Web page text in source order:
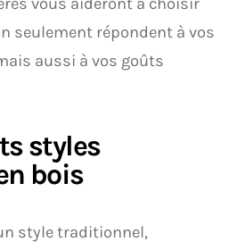
seulement répondent à vos
aussi à vos goûts
styles
bois
style traditionnel,